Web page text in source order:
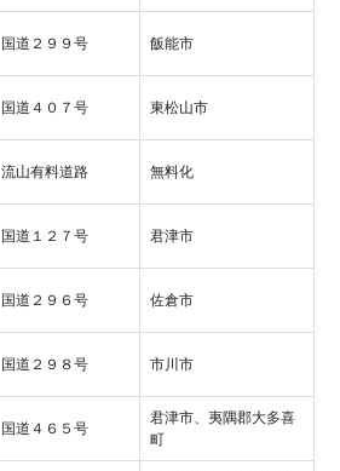
国道２９９号 飯能市
国道４０７号 東松山市
流山有料道路 無料化
国道１２７号 君津市
国道２９６号 佐倉市
国道２９８号 市川市
国道４６５号
君津市、夷隅郡大多喜
町